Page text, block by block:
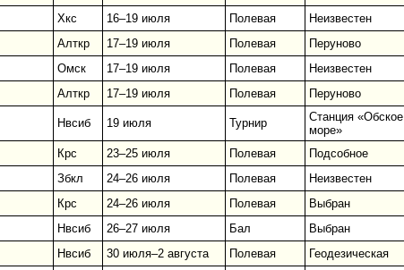
Хкс 16–19 июля Полевая Неизвестен
Алткр 17–19 июля Полевая Перуново
Омск 17–19 июля Полевая Неизвестен
Алткр 17–19 июля Полевая Перуново
Нвсиб 19 июля Турнир
Станция «Обское
море»
Крс 23–25 июля Полевая Подсобное
Збкл 24–26 июля Полевая Неизвестен
Крс 24–26 июля Полевая Выбран
Нвсиб 26–27 июля Бал Выбран
Нвсиб 30 июля–2 августа Полевая Геодезическая